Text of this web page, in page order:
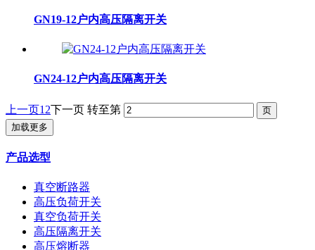
GN19-12户内高压隔离开关
GN24-12户内高压隔离开关
上一页1 2下一页 转至第
加载更多
产品选型
真空断路器
高压负荷开关
真空负荷开关
高压隔离开关
高压熔断器